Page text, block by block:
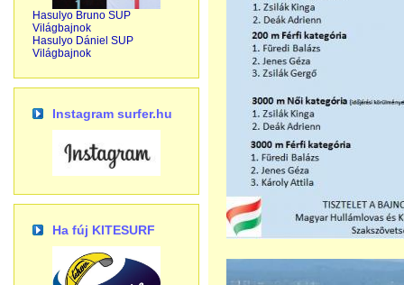
Hasulyo Bruno SUP
Világbajnok
Hasulyo Dániel SUP
Világbajnok
Instagram surfer.hu
Ha fúj KITESURF